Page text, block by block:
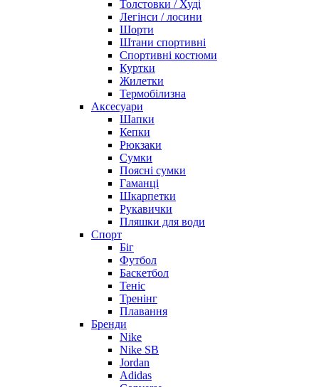
Толстовки / Худі
Легінси / лосини
Шорти
Штани спортивні
Спортивні костюми
Куртки
Жилетки
Термобілизна
Аксесуари
Шапки
Кепки
Рюкзаки
Сумки
Поясні сумки
Гаманці
Шкарпетки
Рукавички
Пляшки для води
Спорт
Біг
Футбол
Баскетбол
Теніс
Тренінг
Плавання
Бренди
Nike
Nike SB
Jordan
Adidas